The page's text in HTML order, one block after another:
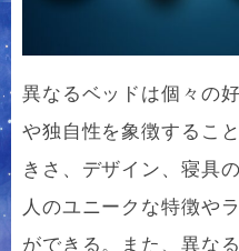
異なるベッドは個々の
や独自性を象徴するこ
きさ、デザイン、寝具
人のユニークな特徴や
ができる。また、異な